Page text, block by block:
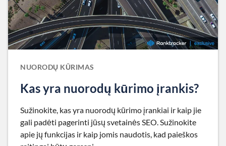
NUORODŲ KŪRIMAS
Kas yra nuorodų kūrimo įrankis?
Sužinokite, kas yra nuorodų kūrimo įrankiai ir kaip jie
gali padėti pagerinti jūsų svetainės SEO. Sužinokite
apie jų funkcijas ir kaip jomis naudotis, kad paieškos